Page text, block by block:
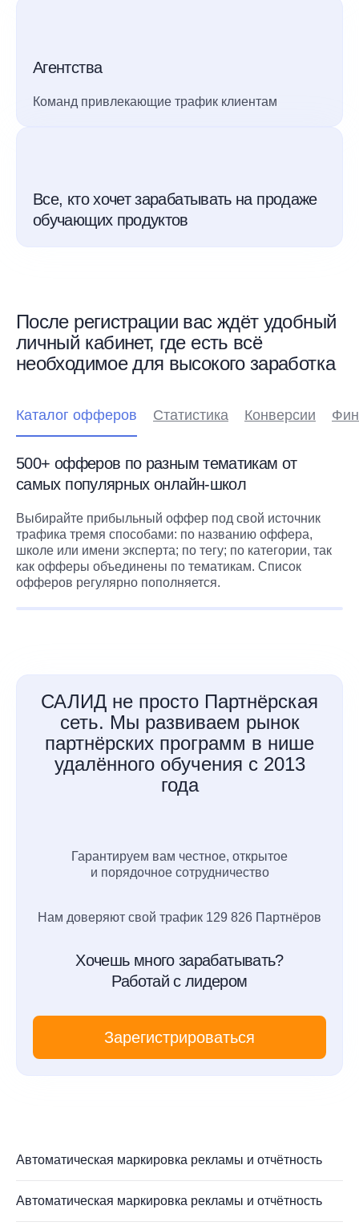
Агентства
Команд привлекающие трафик клиентам
Все, кто хочет зарабатывать на продаже
обучающих продуктов
После регистрации вас ждёт удобный
личный кабинет, где есть всё
необходимое для высокого заработка
Каталог офферов Статистика Конверсии
500+ офферов по разным тематикам от
самых популярных онлайн-школ
Выбирайте прибыльный оффер под свой источник
трафика тремя способами: по названию оффера,
школе или имени эксперта; по тегу; по категории, так
как офферы объединены по тематикам. Список
офферов регулярно пополняется.
САЛИД не просто Партнёрская
сеть. Мы развиваем рынок
партнёрских программ в нише
удалённого обучения с 2013
года
Гарантируем вам честное, открытое
и порядочное сотрудничество
Нам доверяют свой трафик 129 826 Партнёров
Хочешь много зарабатывать?
Работай с лидером
Зарегистрироваться
Автоматическая маркировка рекламы и отчётность
Автоматическая маркировка рекламы и отчётность